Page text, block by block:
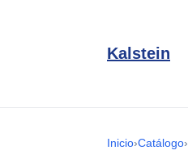
Kalstein
Inicio›Catálogo›